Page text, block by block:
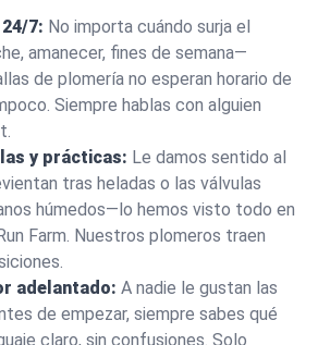
7: No importa cuándo surja el
amanecer, fines de semana—
de plomería no esperan horario de
Siempre hablas con alguien
y prácticas: Le damos sentido al
tras heladas o las válvulas
húmedos—lo hemos visto todo en
Farm. Nuestros plomeros traen
adelantado: A nadie le gustan las
de empezar, siempre sabes qué
claro, sin confusiones. Solo